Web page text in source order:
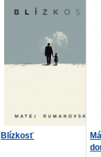
Blízkosť